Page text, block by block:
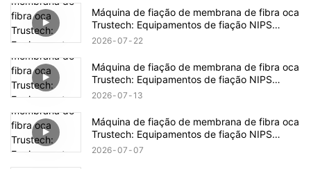
Máquina de fiação de membrana de fibra oca
Trustech: Equipamentos de fiação NIPS
revelados (17)
2026 07 22
Máquina de fiação de membrana de fibra oca
Trustech: Equipamentos de fiação NIPS
revelados (16)
2026 07 13
Máquina de fiação de membrana de fibra oca
Trustech: Equipamentos de fiação NIPS
revelados (15)
2026 07 07